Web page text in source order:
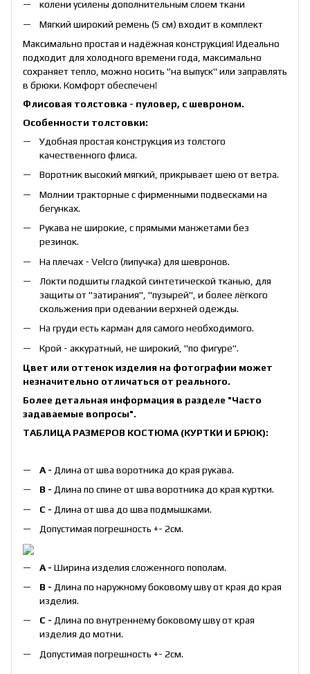
колени усилены дополнительным слоем ткани
Мягкий широкий ремень (5 см) входит в комплект
Максимально простая и надёжная конструкция! Идеально
подходит для холодного времени года, максимально
сохраняет тепло, можно носить "на выпуск" или заправлять
в брюки. Комфорт обеспечен!
Флисовая толстовка - пуловер, с шевроном.
Особенности толстовки:
Удобная простая конструкция из толстого
качественного флиса.
Воротник высокий мягкий, прикрывает шею от ветра.
Молнии тракторные с фирменными подвесками на
бегунках.
Рукава не широкие, с прямыми манжетами без
резинок.
На плечах - Velcro (липучка) для шевронов.
Локти подшиты гладкой синтетической тканью, для
защиты от "затирания", "пузырей", и более лёгкого
скольжения при одевании верхней одежды.
На груди есть карман для самого необходимого.
Крой - аккуратный, не широкий, "по фигуре".
Цвет или оттенок изделия на фотографии может
незначительно отличаться от реального.
Более детальная информация в разделе "Часто
задаваемые вопросы".
ТАБЛИЦА РАЗМЕРОВ КОСТЮМА (КУРТКИ И БРЮК):
А - Длина от шва воротника до края рукава.
B - Длина по спине от шва воротника до края куртки.
С - Длина от шва до шва подмышками.
Допустимая погрешность +- 2см.
А - Ширина изделия сложенного пополам.
B - Длина по наружному боковому шву от края до края
изделия.
С - Длина по внутреннему боковому шву от края
изделия до мотни.
Допустимая погрешность +- 2см.